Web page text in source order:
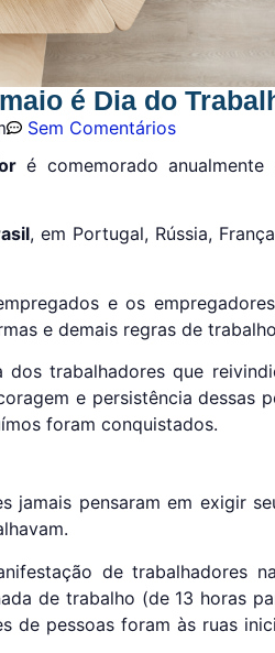
é Dia do
Sem Comentários
é comemorado anualmente
, em Portugal, Rússia,
e os
e demais regras de
trabalhadores que
e persistência dessas
foram conquistados.
jamais pensaram em exigir
de trabalhadores
de trabalho (de 13 horas
de pessoas foram às ruas